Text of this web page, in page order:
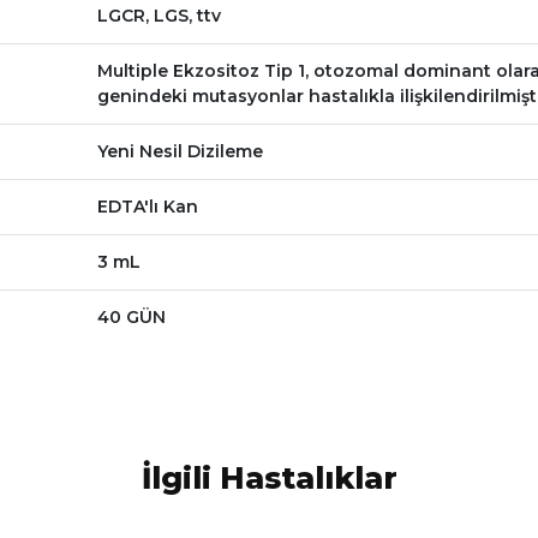
LGCR, LGS, ttv
Multiple Ekzositoz Tip 1, otozomal dominant
genindeki mutasyonlar hastalıkla
Yeni Nesil Dizileme
EDTA'lı Kan
3 mL
40 GÜN
İlgili Hastalıklar